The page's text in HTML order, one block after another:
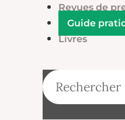
Revues de
Guide
Livres